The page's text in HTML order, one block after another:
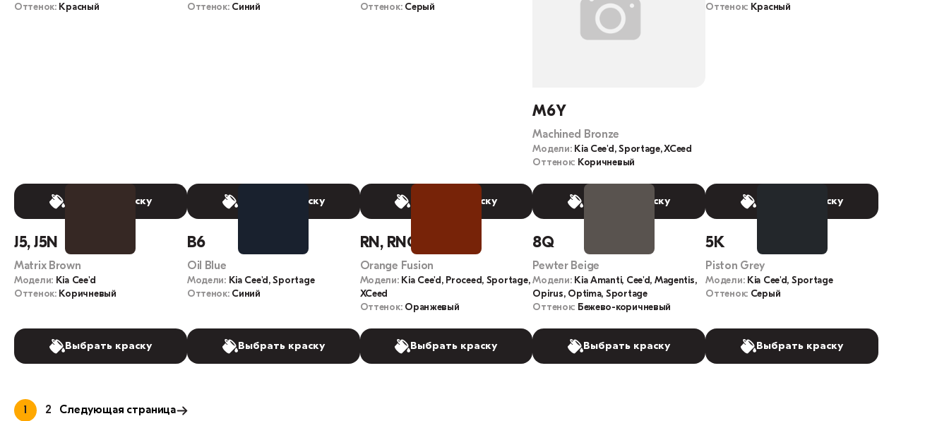
Оттенок: Красный
Выбрать краску
Оттенок: Синий
Выбрать краску
Оттенок: Серый
Выбрать краску
M6Y
Machined Bronze
Модели: Kia Cee'd, Sportage, XCeed
Оттенок: Коричневый
Выбрать краску
Оттенок: Красный
Выбрать краску
J5, J5N
Matrix Brown
Модели: Kia Cee'd
Оттенок: Коричневый
Выбрать краску
B6
Oil Blue
Модели: Kia Cee'd, Sportage
Оттенок: Синий
Выбрать краску
RN, RNG
Orange Fusion
Модели: Kia Cee'd, Proceed, Sportage,
XCeed
Оттенок: Оранжевый
Выбрать краску
8Q
Pewter Beige
Модели: Kia Amanti, Cee'd, Magentis,
Opirus, Optima, Sportage
Оттенок: Бежево-коричневый
Выбрать краску
5K
Piston Grey
Модели: Kia Cee'd, Sportage
Оттенок: Серый
Выбрать краску
1 2 Следующая страница